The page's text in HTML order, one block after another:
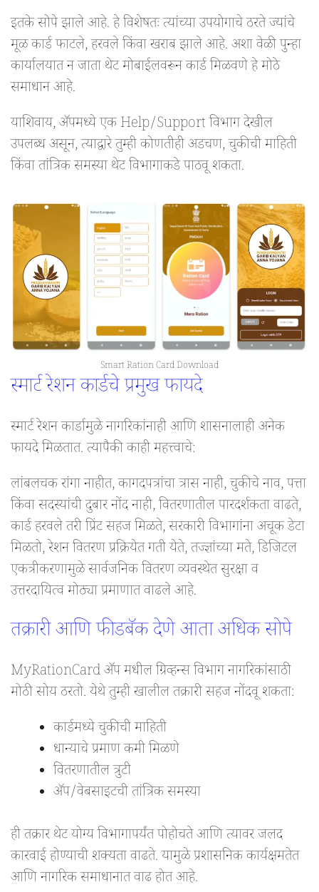
इतके सोपे झाले आहे. हे विशेषतः त्यांच्या उपयोगाचे ठरते ज्यांचे
मूळ कार्ड फाटले, हरवले किंवा खराब झाले आहे. अशा वेळी पुन्हा
कार्यालयात न जाता थेट मोबाईलवरून कार्ड मिळवणे हे मोठे
समाधान आहे.
याशिवाय, ॲपमध्ये एक Help/Support विभाग देखील
उपलब्ध असून, त्याद्वारे तुम्ही कोणतीही अडचण, चुकीची माहिती
किंवा तांत्रिक समस्या थेट विभागाकडे पाठवू शकता.
Smart Ration Card Download
स्मार्ट रेशन कार्डचे प्रमुख फायदे
स्मार्ट रेशन कार्डामुळे नागरिकांनाही आणि शासनालाही अनेक
फायदे मिळतात. त्यापैकी काही महत्त्वाचे:
लांबलचक रांगा नाहीत, कागदपत्रांचा त्रास नाही, चुकीचे नाव, पत्ता
किंवा सदस्यांची दुबार नोंद नाही, वितरणातील पारदर्शकता वाढते,
कार्ड हरवले तरी प्रिंट सहज मिळते, सरकारी विभागांना अचूक डेटा
मिळतो, रेशन वितरण प्रक्रियेत गती येते, तज्ज्ञांच्या मते, डिजिटल
एकत्रीकरणामुळे सार्वजनिक वितरण व्यवस्थेत सुरक्षा व
उत्तरदायित्व मोठ्या प्रमाणात वाढले आहे.
तक्रारी आणि फीडबॅक देणे आता अधिक सोपे
MyRationCard ॲप मधील ग्रिव्हन्स विभाग नागरिकांसाठी
मोठी सोय ठरतो. येथे तुम्ही खालील तक्रारी सहज नोंदवू शकता:
कार्डमध्ये चुकीची माहिती
धान्याचे प्रमाण कमी मिळणे
वितरणातील त्रुटी
ॲप/वेबसाइटची तांत्रिक समस्या
ही तक्रार थेट योग्य विभागापर्यंत पोहोचते आणि त्यावर जलद
कारवाई होण्याची शक्यता वाढते. यामुळे प्रशासनिक कार्यक्षमतेत
आणि नागरिक समाधानात वाढ होत आहे.